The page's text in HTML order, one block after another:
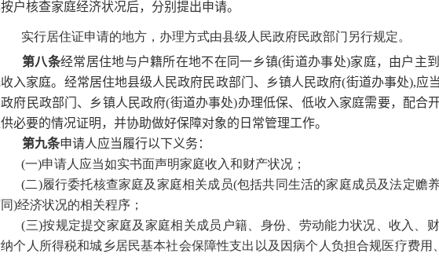
户核查家庭经济状况后，分别提出申请。
实行居住证申请的地方，办理方式由县级人民政府民政部门另行规定。
第八条经常居住地与户籍所在地不在同一乡镇(街道办事处)家庭，由户主
入家庭。经常居住地县级人民政府民政部门、乡镇人民政府(街道办事处),应
府民政部门、乡镇人民政府(街道办事处)办理低保、低收入家庭需要，配合
必要的情况证明，并协助做好保障对象的日常管理工作。
第九条申请人应当履行以下义务：
(一)申请人应当如实书面声明家庭收入和财产状况；
(二)履行委托核查家庭及家庭相关成员(包括共同生活的家庭成员及法定赡
)经济状况的相关程序；
(三)按规定提交家庭及家庭相关成员户籍、身份、劳动能力状况、收入、
个人所得税和城乡居民基本社会保障性支出以及因病个人负担合规医疗费用